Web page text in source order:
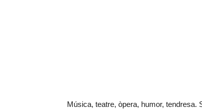
Música, teatre, òpera, humor, tendresa.